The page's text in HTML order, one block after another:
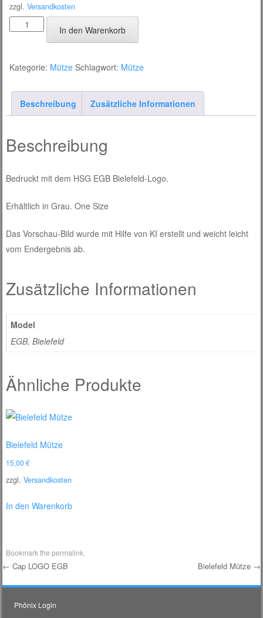
zzgl.Versandkosten
EGB
In den Warenkorb
Kategorie: Mütze Schlagwort: Mütze
Beschreibung Zusätzliche Informationen
Beschreibung
Bedruckt mit dem HSG EGB Bielefeld-Logo.
Erhältlich in Grau. One Size
Das Vorschau-Bild wurde mit Hilfe von KI erstellt und weicht leicht
vom Endergebnis ab.
Zusätzliche Informationen
Model
EGB, Bielefeld
Ähnliche Produkte
Bielefeld Mütze
15,00€
zzgl.Versandkosten
In den Warenkorb
Bookmark thepermalink
Post navigation
← Cap LOGO EGB Bielefeld Mütze →
Phönix Login